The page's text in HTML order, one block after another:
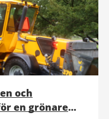
och
en grönare